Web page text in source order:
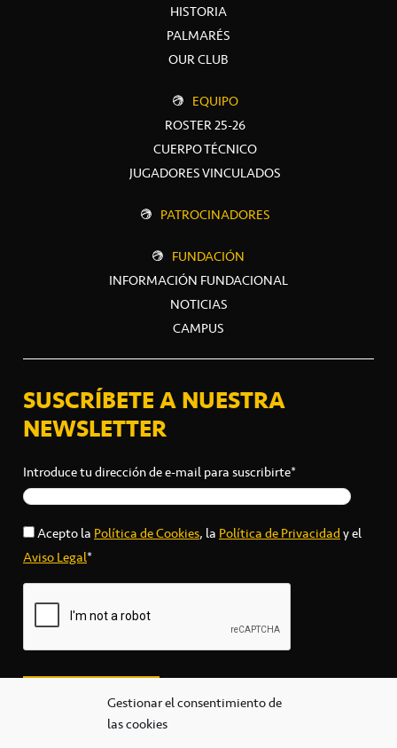
Gestionar el consentimiento de
las cookies
HISTORIA
PALMARÉS
OUR CLUB
EQUIPO
ROSTER 25-26
CUERPO TÉCNICO
JUGADORES VINCULADOS
PATROCINADORES
FUNDACIÓN
INFORMACIÓN FUNDACIONAL
NOTICIAS
CAMPUS
SUSCRÍBETE A NUESTRA
NEWSLETTER
Introduce tu dirección de e-mail para suscribirte*
Acepto laPolítica de Cookies, laPolítica de Privacidady el
Aviso Legal*